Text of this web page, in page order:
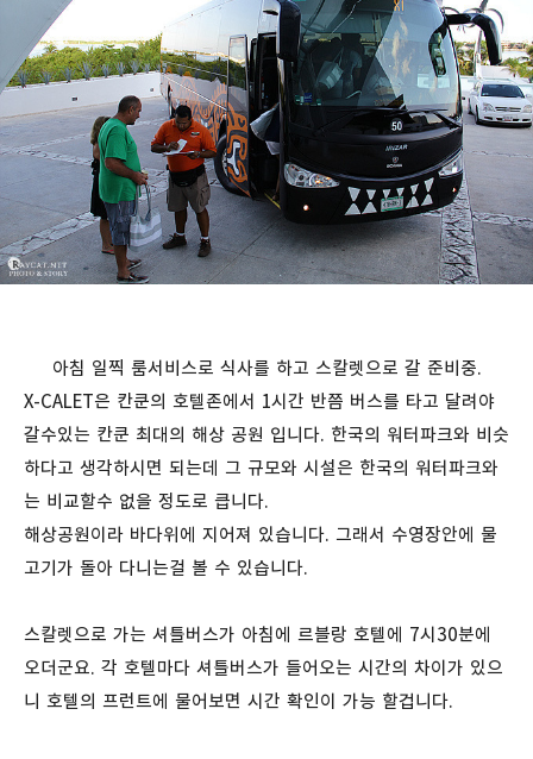
아침 일찍 룸서비스로 식사를 하고 스칼렛으로 갈 준비중.
X-CALET은 칸쿤의 호텔존에서 1시간 반쯤 버스를 타고 달려야
갈수있는 칸쿤 최대의 해상 공원 입니다. 한국의 워터파크와 비슷
하다고 생각하시면 되는데 그 규모와 시설은 한국의 워터파크와
는 비교할수 없을 정도로 큽니다.
해상공원이라 바다위에 지어져 있습니다. 그래서 수영장안에 물
고기가 돌아 다니는걸 볼 수 있습니다.
스칼렛으로 가는 셔틀버스가 아침에 르블랑 호텔에 7시30분에
오더군요. 각 호텔마다 셔틀버스가 들어오는 시간의 차이가 있으
니 호텔의 프런트에 물어보면 시간 확인이 가능 할겁니다.